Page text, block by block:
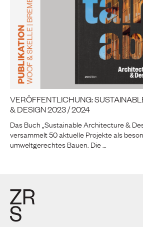
VERÖFFENTLICHUNG:
& DESIGN 2023 / 2024
Das Buch „Sustainable Architecture &
versammelt 50 aktuelle Projekte als
umweltgerechtes Bauen. Die …